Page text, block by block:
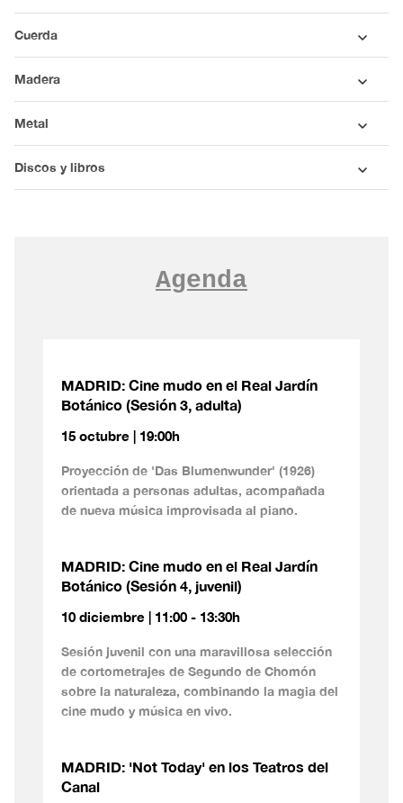
Cuerda
Madera
Metal
Discos y libros
Agenda
MADRID: Cine mudo en el Real Jardín
Botánico (Sesión 3, adulta)
15 octubre | 19:00h
Proyección de 'Das Blumenwunder' (1926)
orientada a personas adultas, acompañada
de nueva música improvisada al piano.
MADRID: Cine mudo en el Real Jardín
Botánico (Sesión 4, juvenil)
10 diciembre | 11:00 - 13:30h
Sesión juvenil con una maravillosa selección
de cortometrajes de Segundo de Chomón
sobre la naturaleza, combinando la magia del
cine mudo y música en vivo.
MADRID: 'Not Today' en los Teatros del
Canal